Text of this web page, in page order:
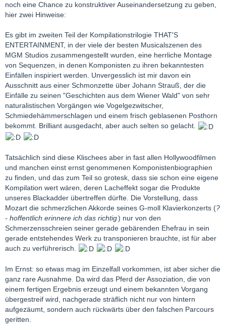
noch eine Chance zu konstruktiver Auseinandersetzung zu geben,
hier zwei Hinweise:
Es gibt im zweiten Teil der Kompilationstrilogie THAT'S
ENTERTAINMENT, in der viele der besten Musicalszenen des
MGM Studios zusammengestellt wurden, eine herrliche Montage
von Sequenzen, in denen Komponisten zu ihren bekanntesten
Einfällen inspiriert werden. Unvergesslich ist mir davon ein
Ausschnitt aus einer Schmonzette über Johann Strauß, der die
Einfälle zu seinen "Geschichten aus dem Wiener Wald" von sehr
naturalistischen Vorgängen wie Vogelgezwitscher,
Schmiedehämmerschlagen und einem frisch geblasenen Posthorn
bekommt. Brilliant ausgedacht, aber auch selten so gelacht.
Tatsächlich sind diese Klischees aber in fast allen Hollywoodfilmen
und manchen einst ernst genommenen Komponistenbiographien
zu finden, und das zum Teil so grotesk, dass sie schon eine eigene
Kompilation wert wären, deren Lacheffekt sogar die Produkte
unseres Blackadder übertreffen dürfte. Die Vorstellung, dass
Mozart die schmerzlichen Akkorde seines G-moll Klavierkonzerts (?
- hoffentlich erinnere ich das richtig) nur von den
Schmerzensschreien seiner gerade gebärenden Ehefrau in sein
gerade entstehendes Werk zu transponieren brauchte, ist für aber
auch zu verführerisch.
Im Ernst: so etwas mag im Einzelfall vorkommen, ist aber sicher die
ganz rare Ausnahme. Da wird das Pferd der Assoziation, die von
einem fertigen Ergebnis erzeugt und einem bekannten Vorgang
übergestreif wird, nachgerade sträflich nicht nur von hintern
aufgezäumt, sondern auch rückwärts über den falschen Parcours
geritten.